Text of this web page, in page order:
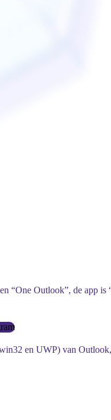
“One Outlook”, de app
en UWP) van